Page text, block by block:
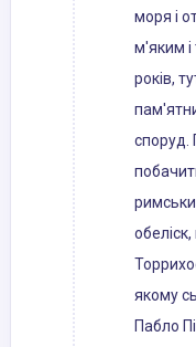
моря і
м'яким і
років,
якому
Пабло